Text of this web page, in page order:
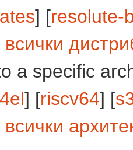
] [resolute-
всички
a specific
] [riscv64] [
всички